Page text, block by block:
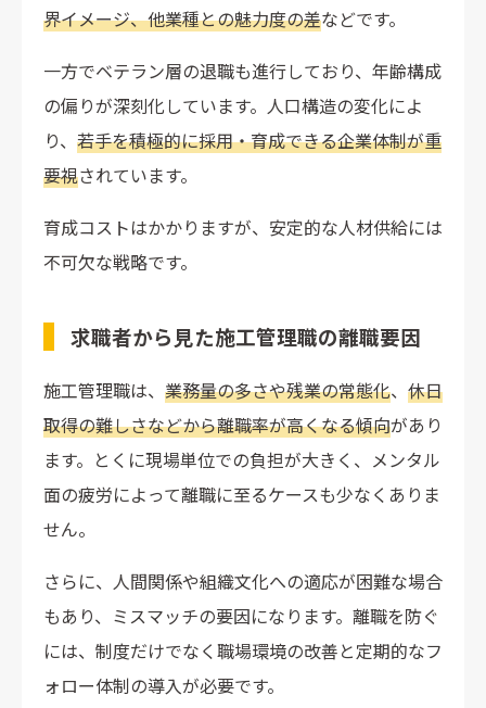
界イメージ、他業種との魅力度の差などです。
一方でベテラン層の退職も進行しており、年齢構成
の偏りが深刻化しています。人口構造の変化によ
り、 若手を積極的に採用・育成できる企業体制が重
要視されています。
育成コストはかかりますが、安定的な人材供給には
不可欠な戦略です。
求職者から見た施工管理職の離職要因
施工管理職は、 業務量の多さや残業の常態化、 休日
取得の難しさなどから離職率が高くなる傾向があり
ます。とくに現場単位での負担が大きく、メンタル
面の疲労によって離職に至るケースも少なくありま
せん。
さらに、人間関係や組織文化への適応が困難な場合
もあり、ミスマッチの要因になります。離職を防ぐ
には、制度だけでなく職場環境の改善と定期的なフ
ォロー体制の導入が必要です。